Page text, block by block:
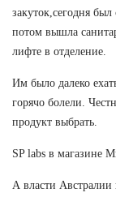
закуток,сегодня
потом вышла
лифте в отделение.
Им было далеко
горячо болели.
продукт выбрать.
SP labs в магазине
А власти